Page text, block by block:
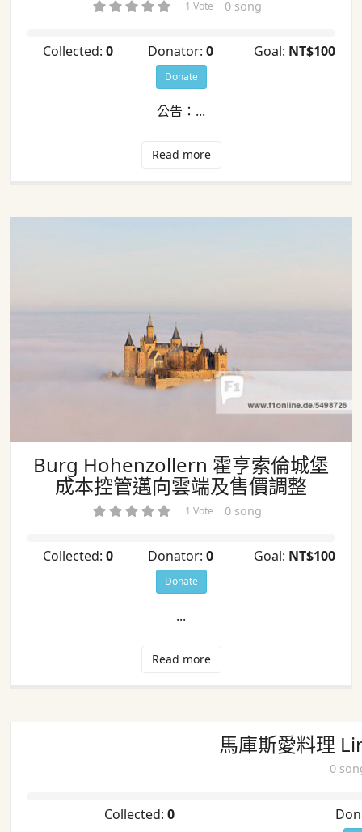
1 Vote 0 song
Collected: 0 Donator:0 Goal: NT$100
Donate
公告：...
Read more
控管邁向雲端及售價調整
Burg Hohenzollern 霍亨索倫城堡
成本控管邁向雲端及售價調整
1 Vote 0 song
Collected: 0 Donator:0 Goal: NT$100
Donate
...
Read more
馬庫斯愛料理
0
Collected:0